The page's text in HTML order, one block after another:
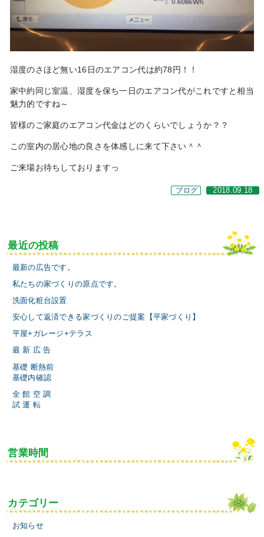
湿度のさほど無い16日のエアコン代は約78円！！
家中約同じ室温、湿度を保ち一日のエアコン代がこれですと相当
魅力的ですね～
皆様のご家庭のエアコン代金はどのくらいでしょうか？？
この室内の居心地の良さを体感しに来て下さい＾＾
ご来場お待ちしておりますっ
ブログ 2018.09.18
最近の投稿
最新の広告です。
私たちの家づくりの原点です。
洗面化粧台設置
安心して返済できる家づくりのご提案【平家づくり】
平屋+ガレージ+テラス
最 新 広 告
基礎 断熱前
基礎内確認
全 館 空 調
試 運 転
営業時間
カテゴリー
お知らせ